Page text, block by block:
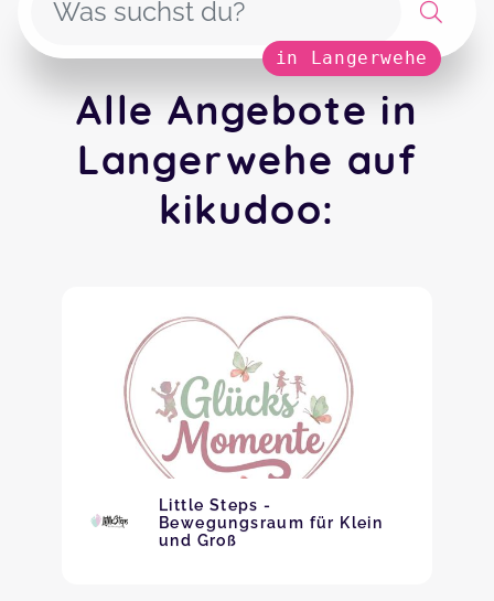
in Langerwehe
Alle Angebote in
Langerwehe auf
kikudoo:
Little Steps -
Bewegungsraum für Klein
und Groß